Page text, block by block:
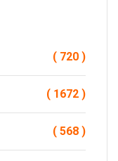
( 720 )
( 1672 )
( 568 )